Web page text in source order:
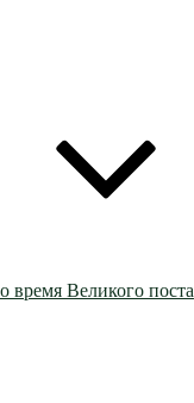
время Великого поста